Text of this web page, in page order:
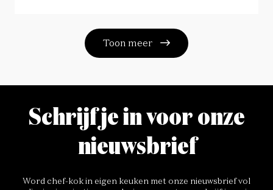
Toon meer
Schrijf je in voor onze
nieuwsbrief
Word chef-kok in eigen keuken met onze nieuwsbrief vol